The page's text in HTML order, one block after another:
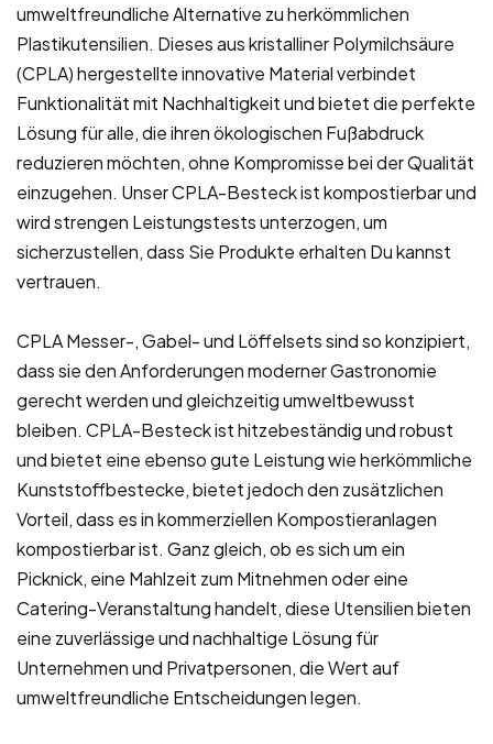
umweltfreundliche Alternative zu herkömmlichen
Plastikutensilien. Dieses aus kristalliner Polymilchsäure
(CPLA) hergestellte innovative Material verbindet
Funktionalität mit Nachhaltigkeit und bietet die perfekte
Lösung für alle, die ihren ökologischen Fußabdruck
reduzieren möchten, ohne Kompromisse bei der Qualität
einzugehen. Unser CPLA-Besteck ist kompostierbar und
wird strengen Leistungstests unterzogen, um
sicherzustellen, dass Sie Produkte erhalten Du kannst
vertrauen.
CPLA Messer-, Gabel- und Löffelsets sind so konzipiert,
dass sie den Anforderungen moderner Gastronomie
gerecht werden und gleichzeitig umweltbewusst
bleiben. CPLA-Besteck ist hitzebeständig und robust
und bietet eine ebenso gute Leistung wie herkömmliche
Kunststoffbestecke, bietet jedoch den zusätzlichen
Vorteil, dass es in kommerziellen Kompostieranlagen
kompostierbar ist. Ganz gleich, ob es sich um ein
Picknick, eine Mahlzeit zum Mitnehmen oder eine
Catering-Veranstaltung handelt, diese Utensilien bieten
eine zuverlässige und nachhaltige Lösung für
Unternehmen und Privatpersonen, die Wert auf
umweltfreundliche Entscheidungen legen.